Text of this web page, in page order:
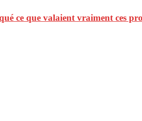
ce que valaient vraiment ces